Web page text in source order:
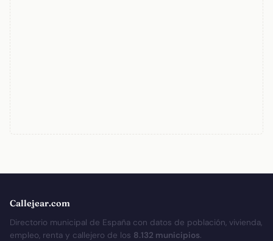
Callejear.com
Directorio municipal de España con datos de población, vivienda,
empleo, renta y callejero de los 8.132 municipios.